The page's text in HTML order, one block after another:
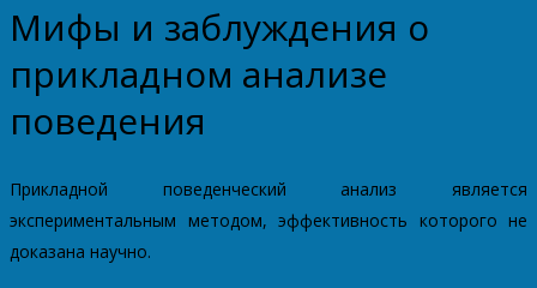
Мифы и заблуждения о
прикладном анализе
поведения
Прикладной поведенческий анализ является
экспериментальным методом, эффективность которого не
доказана научно.